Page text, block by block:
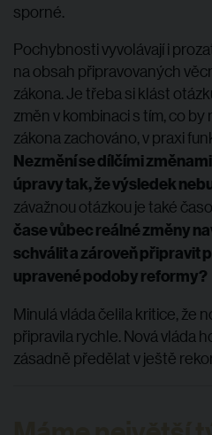
sporné.
Pochybnosti vyvolávají i
na obsah připravovaných
zákona. Je třeba si klást
změn v kombinaci s tím, co
zákona zachováno, v praxi
Nezmění se dílčími
úpravy tak, že výsledek
závažnou otázkou je také
čase vůbec reálné změny
schválit a zároveň připravit
upravené podoby reformy?
Minulá vláda čelila kritice, že
připravila rychle. Nová vláda
zásadně předělat v ještě